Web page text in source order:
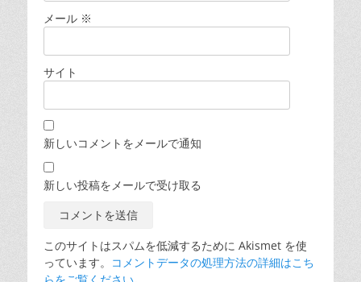
メール ※
サイト
新しいコメントをメールで通知
新しい投稿をメールで受け取る
このサイトはスパムを低減するために Akismet を使
っています。
コメントデータの処理方法の詳細はこち